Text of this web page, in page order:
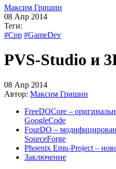
Максим Гришин
08 Апр 2014
Теги:
#Cpp #GameDev
PVS-Studio и
08 Апр 2014
Автор: Максим Гришин
FreeDOCore –
GoogleCode
FourDO –
SourceForge
Phoenix Emu-Project –
Заключение